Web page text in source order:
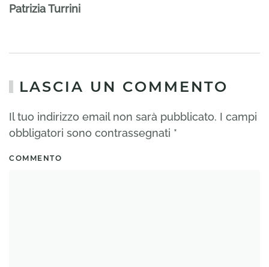
Patrizia Turrini
LASCIA UN COMMENTO
Il tuo indirizzo email non sarà pubblicato. I campi
obbligatori sono contrassegnati *
COMMENTO